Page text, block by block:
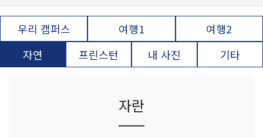
우리 캠퍼스 여행1
여행2
자연
프린스턴 내 사진 기타
자란